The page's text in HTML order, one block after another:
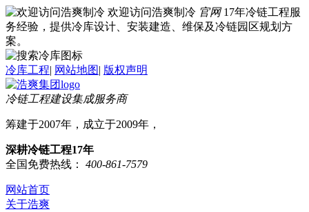
欢迎访问浩爽制冷 官网 17年冷链工程服
务经验，提供冷库设计、安装建造、维保及冷链园区规划方
案。
冷库工程| 网站地图| 版权声明
冷链工程建设集成服务商
筹建于2007年，成立于2009年，
深耕冷链工程17年
全国免费热线：
400-861-7579
网站首页
关于浩爽